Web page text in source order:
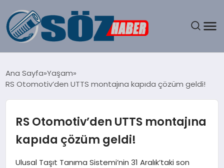
MAGAZIN
EKONOMI
Ana Sayfa Yaşam
RS Otomotiv’den UTTS montajına kapıda çözüm geldi!
RS Otomotiv’den UTTS montajına
kapıda çözüm geldi!
Ulusal Taşıt Tanıma Sistemi’nin 31 Aralık’taki son